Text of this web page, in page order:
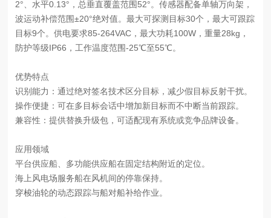
2°、水平0.13°，总垂直覆盖范围52°。传感器配备单轴万向架，
波运动补偿范围±20°绝对值。最大可探测目标30个，最大可跟踪
目标9个。供电要求85-264VAC，最大功耗100W，重量28kg，
防护等级IP66，工作温度范围-25℃至55℃。
优势特点
识别能力：通过绝对签名技术区分目标，减少假目标反射干扰。
操作便捷：可在多目标会话中增加新目标而不中断当前跟踪。
兼容性：提供替换升级包，可适配现有系统或竞争品牌设备。
应用领域
平台供应船、多功能供应船在固定结构附近的定位。
海上风电场服务船在风机间的停靠保持。
穿梭油轮的动态跟踪与船对船补给作业。